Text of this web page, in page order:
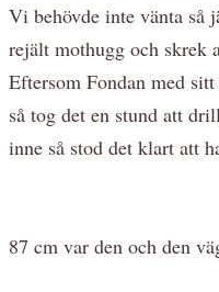
Vi behövde inte vänta så
rejält mothugg och skrek
Eftersom Fondan med
så tog det en stund att
inne så stod det klart att
87 cm var den och den